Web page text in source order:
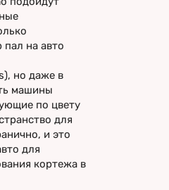
на авто
но даже в
машины
по цвету
для
и это
для
кортежа в